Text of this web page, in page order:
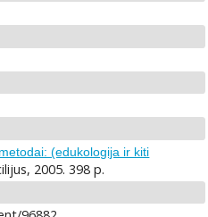
(edukologija ir kiti
2005. 398 p.